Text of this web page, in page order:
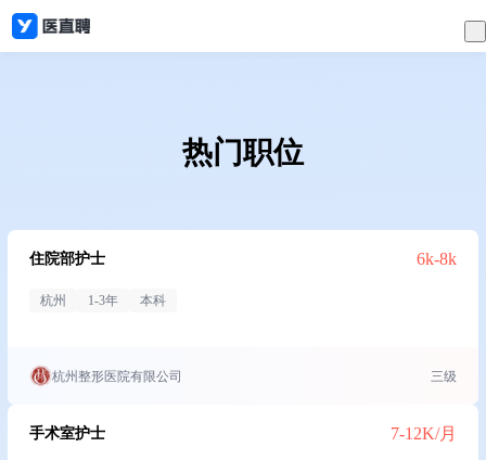
热门职位
住院部护士 6k-8k
杭州 1-3年 本科
杭州整形医院有限公司 三级
手术室护士 7-12K/月